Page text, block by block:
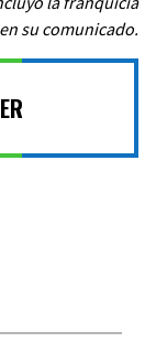
su comunicado.